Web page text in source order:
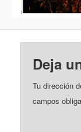
Deja
Tu dirección
campos